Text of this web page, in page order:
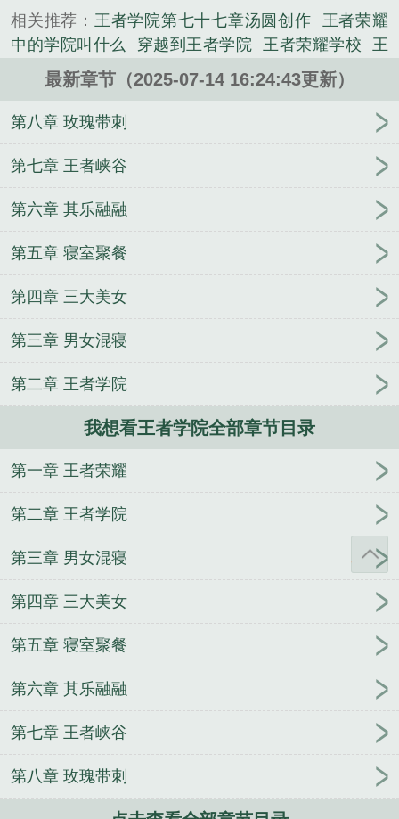
相关推荐： 王者学院第七十七章汤圆创作
王者荣耀
中的学院叫什么
穿越到王者学院 王者荣耀学校
王
者学院汤圆创作
王者荣耀学院叫什么
王者荣耀之王
者学校 王者荣耀学院之音怎么设置
王者学院电视剧
免费版
王者学院第七十四章汤圆创作
王者荣耀王者
王者学院文 王者荣耀 学院
我要看
王者荣耀下学院
王者学院
创作全集 王者学院第八十章汤圆创作
王者荣耀学院
之音试听 王者荣耀什么下学院
王者
荣耀里面的学院
小呆的穿越之旅
永夜君王
寻清一梦
道士家的
猎魔人
傻根正传
闻墨色而行
婚战 青梅竹马，了解一下 梦浮灯
最新章节（2025-07-14 16:24:43更新）
第八章 玫瑰带刺
第七章 王者峡谷
第六章 其乐融融
第五章 寝室聚餐
第四章 三大美女
第三章 男女混寝
第二章 王者学院
我想看王者学院全部章节目录
第一章 王者荣耀
第二章 王者学院
第三章 男女混寝
第四章 三大美女
第五章 寝室聚餐
第六章 其乐融融
第七章 王者峡谷
第八章 玫瑰带刺